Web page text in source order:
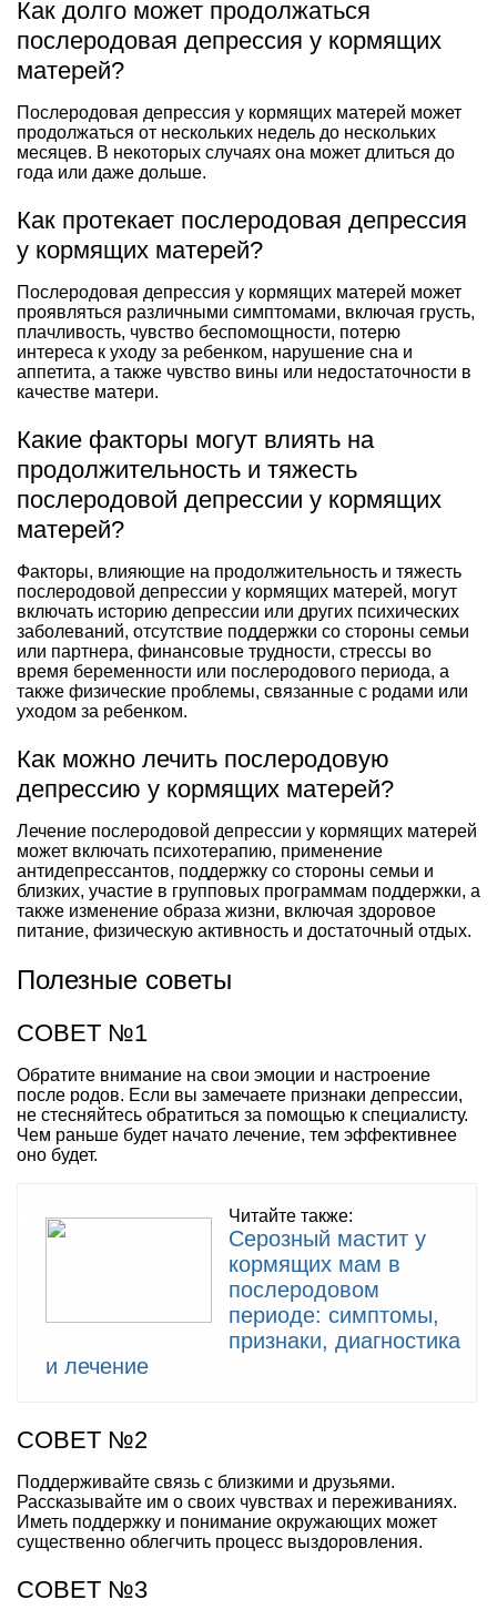
Как долго может продолжаться
послеродовая депрессия у кормящих
матерей?
Послеродовая депрессия у кормящих матерей может
продолжаться от нескольких недель до нескольких
месяцев. В некоторых случаях она может длиться до
года или даже дольше.
Как протекает послеродовая депрессия
у кормящих матерей?
Послеродовая депрессия у кормящих матерей может
проявляться различными симптомами, включая грусть,
плачливость, чувство беспомощности, потерю
интереса к уходу за ребенком, нарушение сна и
аппетита, а также чувство вины или недостаточности в
качестве матери.
Какие факторы могут влиять на
продолжительность и тяжесть
послеродовой депрессии у кормящих
матерей?
Факторы, влияющие на продолжительность и тяжесть
послеродовой депрессии у кормящих матерей, могут
включать историю депрессии или других психических
заболеваний, отсутствие поддержки со стороны семьи
или партнера, финансовые трудности, стрессы во
время беременности или послеродового периода, а
также физические проблемы, связанные с родами или
уходом за ребенком.
Как можно лечить послеродовую
депрессию у кормящих матерей?
Лечение послеродовой депрессии у кормящих матерей
может включать психотерапию, применение
антидепрессантов, поддержку со стороны семьи и
близких, участие в групповых программам поддержки, а
также изменение образа жизни, включая здоровое
питание, физическую активность и достаточный отдых.
Полезные советы
СОВЕТ №1
Обратите внимание на свои эмоции и настроение
после родов. Если вы замечаете признаки депрессии,
не стесняйтесь обратиться за помощью к специалисту.
Чем раньше будет начато лечение, тем эффективнее
оно будет.
Читайте также:
Серозный мастит у
кормящих мам в
послеродовом
периоде: симптомы,
признаки, диагностика
и лечение
СОВЕТ №2
Поддерживайте связь с близкими и друзьями.
Рассказывайте им о своих чувствах и переживаниях.
Иметь поддержку и понимание окружающих может
существенно облегчить процесс выздоровления.
СОВЕТ №3